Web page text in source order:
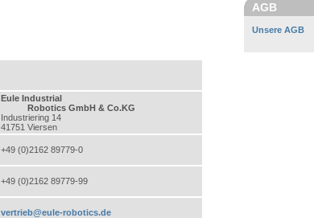
Eule Industrial
Robotics GmbH & Co.KG
Industriering 14
41751 Viersen
+49 (0)2162 89779-0
+49 (0)2162 89779-99
vertrieb@eule-robotics.de
AGB
Unsere AGB